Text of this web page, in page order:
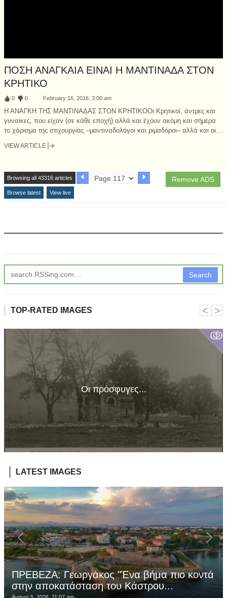
ΠΟΣΗ ΑΝΑΓΚΑΙΑ ΕΙΝΑΙ Η ΜΑΝΤΙΝΑΔΑ ΣΤΟΝ
ΚΡΗΤΙΚΟ
:0 :0 February 16, 2016, 3:00 am
Η ΑΝΑΓΚΗ ΤΗΣ ΜΑΝΤΙΝΑΔΑΣ ΣΤΟΝ ΚΡΗΤΙΚΟΟι Κρητικοί, άντρες και
γυναίκες, που είχαν (σε κάθε εποχή) αλλά και έχουν ακόμη και σήμερα
το χάρισμα της στιχουργίας –μαντιναδολόγοι και ριμαδόροι– αλλά και οι...
VIEW ARTICLE
Remove ADS
Browsing all 43316 articles
Browse latest View live
Search
TOP-RATED IMAGES
ↂ
Οι πρόσφυγες...
˂ ˃
LATEST IMAGES
ΠΡΕΒΕΖΑ: Γεωργάκος "Ένα βήμα πιο κοντά
στην αποκατάσταση του Κάστρου...
August 5, 2026, 11:07 am